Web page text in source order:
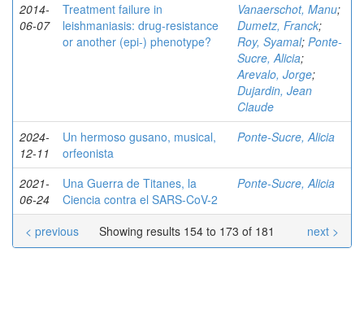
2014-
06-07
Treatment failure in
leishmaniasis: drug-resistance
or another (epi-) phenotype?
Vanaerschot, Manu;
Dumetz, Franck;
Roy, Syamal; Ponte-
Sucre, Alicia;
Arevalo, Jorge;
Dujardin, Jean
Claude
2024-
12-11
Un hermoso gusano, musical,
orfeonista
Ponte-Sucre, Alicia
2021-
06-24
Una Guerra de Titanes, la
Ciencia contra el SARS-CoV-2
Ponte-Sucre, Alicia
Showing results 154 to 173 of 181
< previous next >